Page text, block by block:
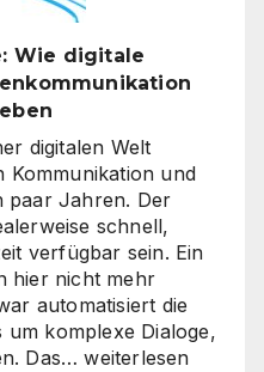
Wie digitale
digitalen Welt
Kommunikation und
paar Jahren. Der
schnell,
verfügbar sein. Ein
hier nicht mehr
automatisiert die
komplexe Dialoge,
Das…Interaktive
weiterlesen